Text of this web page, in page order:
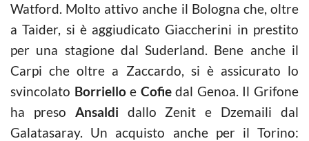
Watford. Molto attivo anche il Bologna che, oltre
a Taider, si è aggiudicato Giaccherini in prestito
per una stagione dal Suderland. Bene anche il
Carpi che oltre a Zaccardo, si è assicurato lo
svincolato Borrielloe Cofiedal Genoa. Il Grifone
ha preso Ansaldi dallo Zenit e Dzemaili dal
Galatasaray. Un acquisto anche per il Torino: